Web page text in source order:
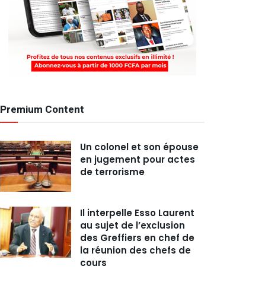
Premium Content
Un colonel et son épouse
en jugement pour actes
de terrorisme
Il interpelle Esso Laurent
au sujet de l’exclusion
des Greffiers en chef de
la réunion des chefs de
cours